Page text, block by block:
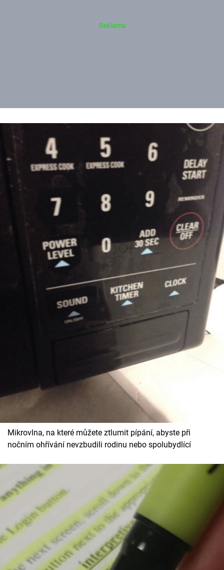
Mikrovlna, na které můžete ztlumit pípání, abyste při
nočním ohřívání nevzbudili rodinu nebo spolubydlící